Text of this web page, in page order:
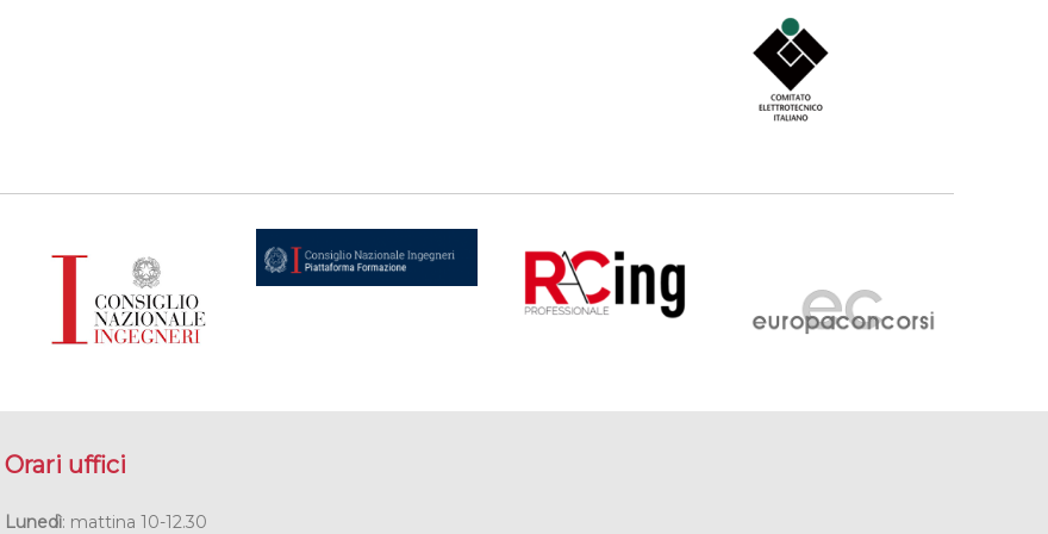
Orari uffici
Lunedì: mattina 10-12.30